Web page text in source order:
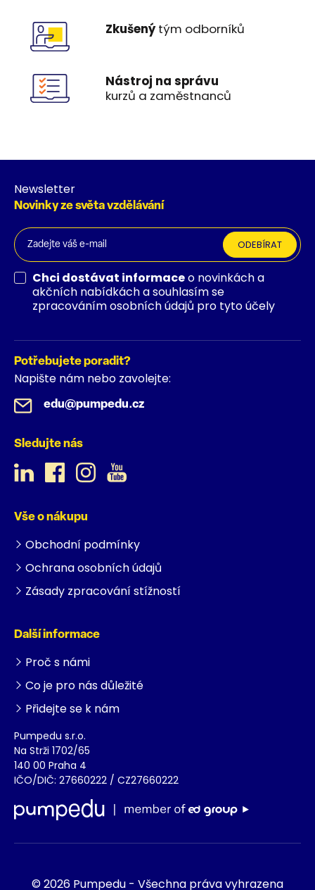
Zkušenýtým odborníků
Nástroj na správu
kurzů a zaměstnanců
Newsletter
Novinky ze světa vzdělávání
ODEBÍRAT
Chci dostávat informaceo novinkách a
akčních nabídkách a souhlasím se
zpracováním osobních údajů pro tyto účely
Potřebujete poradit?
Napište nám nebo zavolejte:
edu@pumpedu.cz
Sledujte nás
Vše o nákupu
Obchodní podmínky
Ochrana osobních údajů
Zásady zpracování stížností
Další informace
Proč s námi
Co je pro nás důležité
Přidejte se k nám
Pumpedu s.r.o.
Na Strži 1702/65
140 00 Praha 4
IČO/DIČ: 27660222 / CZ27660222
© 2026 Pumpedu - Všechna práva vyhrazena